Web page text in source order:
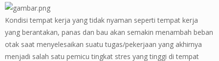
Kondisi tempat kerja yang tidak nyaman seperti tempat kerja
yang berantakan, panas dan bau akan semakin menambah beban
otak saat menyelesaikan suatu tugas/pekerjaan yang akhirnya
menjadi salah satu pemicu tingkat stres yang tinggi di tempat